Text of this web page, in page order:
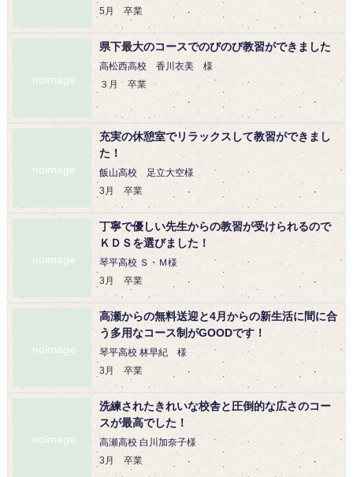
5月 卒業
noimage
県下最大のコースでのびのび教習ができました
高松西高校 香川衣美 様
３月 卒業
noimage
充実の休憩室でリラックスして教習ができまし
た！
飯山高校 足立大空様
3月 卒業
noimage
丁寧で優しい先生からの教習が受けられるので
ＫＤＳを選びました！
琴平高校 Ｓ・Ｍ様
3月 卒業
noimage
高瀬からの無料送迎と4月からの新生活に間に合
う多用なコース制がGOODです！
琴平高校 林早紀 様
3月 卒業
noimage
洗練されたきれいな校舎と圧倒的な広さのコー
スが最高でした！
高瀬高校 白川加奈子様
3月 卒業